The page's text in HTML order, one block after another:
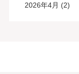
2026年4月 (2)